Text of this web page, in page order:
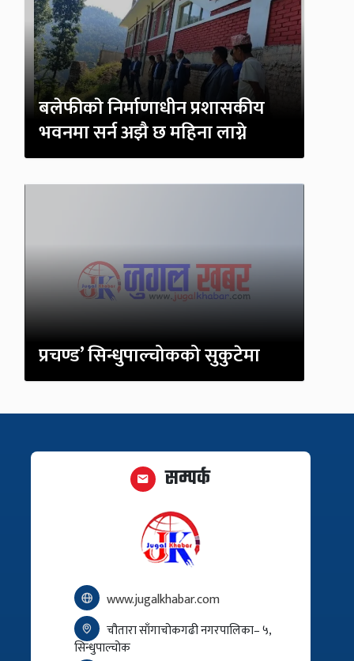
बलेफीकाे निर्माणाधीन प्रशासकीय
भवनमा सर्न अझै छ महिना लाग्ने
प्रचण्ड’ सिन्धुपाल्चोकको सुकुटेमा
सम्पर्क
www.jugalkhabar.com
चौतारा साँगाचोकगढी नगरपालिका– ५,
सिन्धुपाल्चोक